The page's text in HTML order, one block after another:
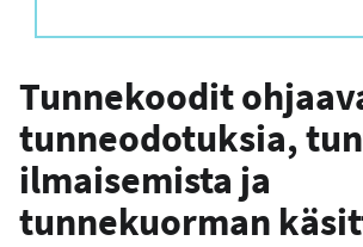
Tunnekoodit
tunneodotuksia,
ilmaisemista ja
tunnekuorman